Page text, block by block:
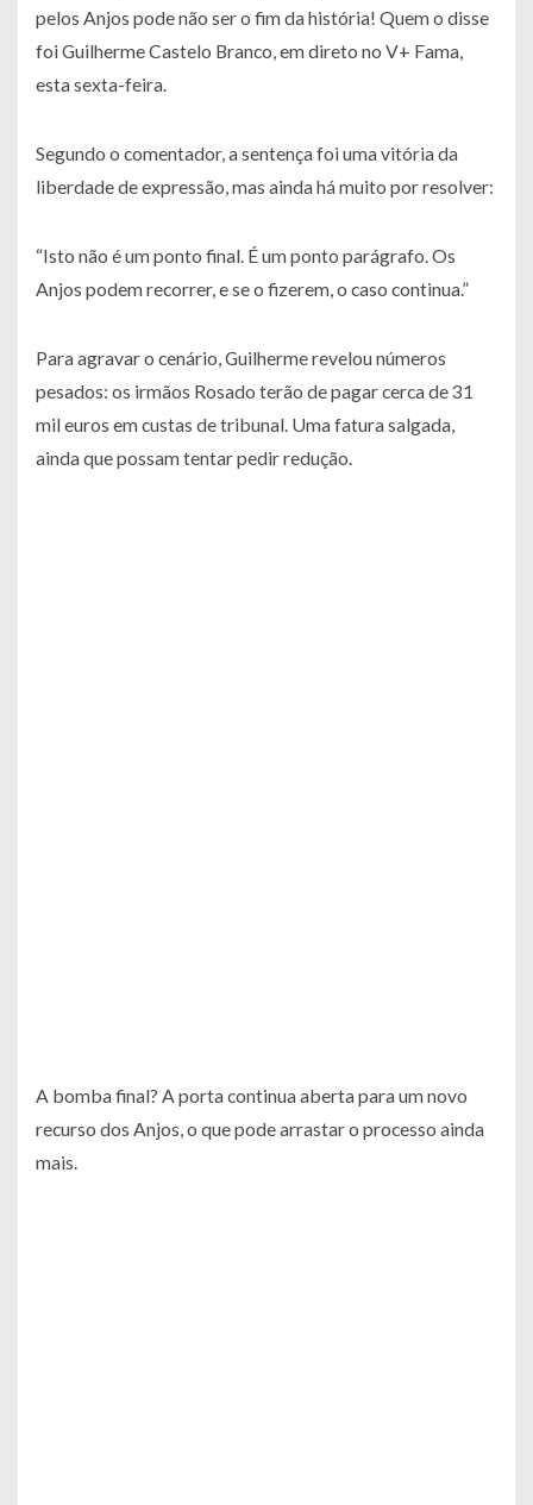
pelos Anjos pode não ser o fim da história! Quem o disse
foi Guilherme Castelo Branco, em direto no V+ Fama,
esta sexta-feira.
Segundo o comentador, a sentença foi uma vitória da
liberdade de expressão, mas ainda há muito por resolver:
“Isto não é um ponto final. É um ponto parágrafo. Os
Anjos podem recorrer, e se o fizerem, o caso continua.”
Para agravar o cenário, Guilherme revelou números
pesados: os irmãos Rosado terão de pagar cerca de 31
mil euros em custas de tribunal. Uma fatura salgada,
ainda que possam tentar pedir redução.
A bomba final? A porta continua aberta para um novo
recurso dos Anjos, o que pode arrastar o processo ainda
mais.